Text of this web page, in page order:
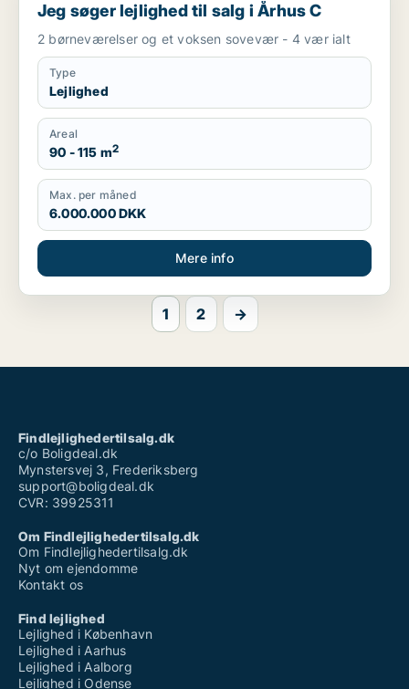
Jeg søger lejlighed til salg i Århus C
2 børneværelser og et voksen sovevær - 4 vær ialt
Type
Lejlighed
Areal
90 - 115 m2
Max. per måned
6.000.000 DKK
Mere info
1 2 →
Findlejlighedertilsalg.dk
c/o Boligdeal.dk
Mynstersvej 3, Frederiksberg
support@boligdeal.dk
CVR: 39925311
Om Findlejlighedertilsalg.dk
Om Findlejlighedertilsalg.dk
Nyt om ejendomme
Kontakt os
Find lejlighed
Lejlighed i København
Lejlighed i Aarhus
Lejlighed i Aalborg
Lejlighed i Odense